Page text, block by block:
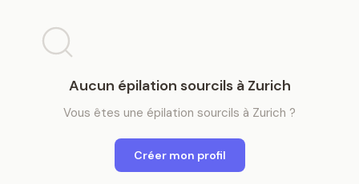
Aucun épilation sourcilsà Zurich
Vous êtes une épilation sourcils à Zurich ?
Créer mon profil